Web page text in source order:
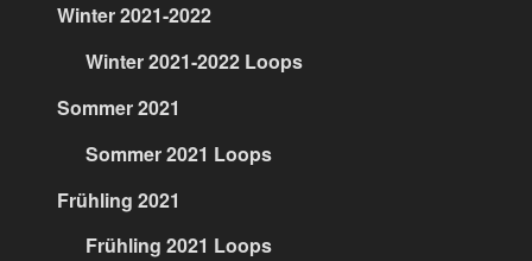
Winter 2021-2022
Winter 2021-2022 Loops
Sommer 2021
Sommer 2021 Loops
Frühling 2021
Frühling 2021 Loops